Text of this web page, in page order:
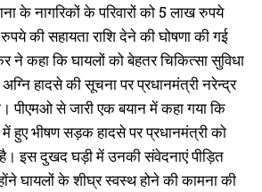
के नागरिकों के परिवारों को 5 लाख रुपये
की सहायता राशि देने की घोषणा की गई
ने कहा कि घायलों को बेहतर चिकित्सा सुविधा
हादसे की सूचना पर प्रधानमंत्री नरेन्द्र
पीएमओ से जारी एक बयान में कहा गया कि
भीषण सड़क हादसे पर प्रधानमंत्री काे
इस दुखद घड़ी में उनकी संवेदनाएं पीड़ित
घायलों के शीघ्र स्वस्थ होने की कामना की